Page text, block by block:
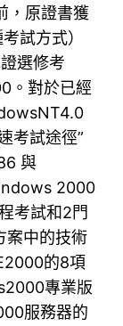
，原證書獲
試方式）
選修考
。對於已經
考試途徑”
與
2000
考試和2門
案中的技術
的8項
專業版
服務器的